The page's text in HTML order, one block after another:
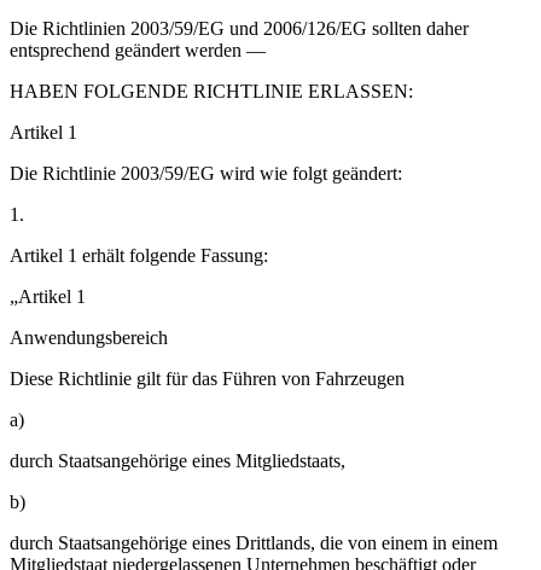
Die Richtlinien 2003/59/EG und 2006/126/EG sollten daher
entsprechend geändert werden —
HABEN FOLGENDE RICHTLINIE ERLASSEN:
Artikel 1
Die Richtlinie 2003/59/EG wird wie folgt geändert:
1.
Artikel 1 erhält folgende Fassung:
„Artikel 1
Anwendungsbereich
Diese Richtlinie gilt für das Führen von Fahrzeugen
a)
durch Staatsangehörige eines Mitgliedstaats,
b)
durch Staatsangehörige eines Drittlands, die von einem in einem
Mitgliedstaat niedergelassenen Unternehmen beschäftigt oder